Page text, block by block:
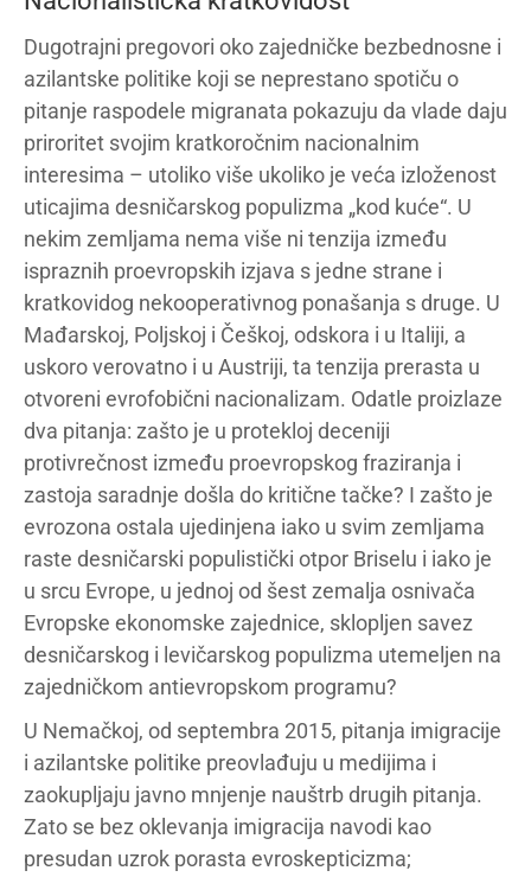
Dugotrajni pregovori oko zajedničke bezbednosne i
azilantske politike koji se neprestano spotiču o
pitanje raspodele migranata pokazuju da vlade daju
priroritet svojim kratkoročnim nacionalnim
interesima – utoliko više ukoliko je veća izloženost
uticajima desničarskog populizma „kod kuće“. U
nekim zemljama nema više ni tenzija između
ispraznih proevropskih izjava s jedne strane i
kratkovidog nekooperativnog ponašanja s druge. U
Mađarskoj, Poljskoj i Češkoj, odskora i u Italiji, a
uskoro verovatno i u Austriji, ta tenzija prerasta u
otvoreni evrofobični nacionalizam. Odatle proizlaze
dva pitanja: zašto je u protekloj deceniji
protivrečnost između proevropskog fraziranja i
zastoja saradnje došla do kritične tačke? I zašto je
evrozona ostala ujedinjena iako u svim zemljama
raste desničarski populistički otpor Briselu i iako je
u srcu Evrope, u jednoj od šest zemalja osnivača
Evropske ekonomske zajednice, sklopljen savez
desničarskog i levičarskog populizma utemeljen na
zajedničkom antievropskom programu?
U Nemačkoj, od septembra 2015, pitanja imigracije
i azilantske politike preovlađuju u medijima i
zaokupljaju javno mnjenje nauštrb drugih pitanja.
Zato se bez oklevanja imigracija navodi kao
presudan uzrok porasta evroskepticizma;